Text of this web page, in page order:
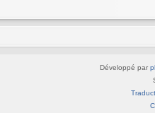
Développé par